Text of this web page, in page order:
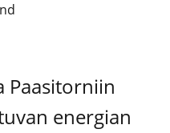
Paa­si­tor­niin
ener­gian